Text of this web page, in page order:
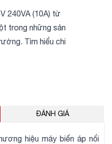
240VA (10A) từ
trong những sản
Tìm hiểu chi
ĐÁNH GIÁ
hiệu máy biến áp nổi